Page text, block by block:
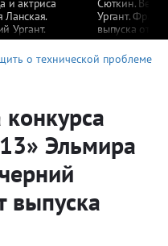
Ланская.
Ургант.
выпуска
Ургант.
выпуска от
о технической проблеме
Эльмира
выпуска